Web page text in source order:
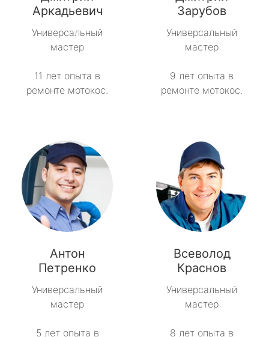
Аркадьевич
Универсальный
мастер
11 лет опыта в
ремонте мотокос.
Зарубов
Универсальный
мастер
9 лет опыта в
ремонте мотокос.
Антон
Петренко
Универсальный
мастер
5 лет опыта в
Всеволод
Краснов
Универсальный
мастер
8 лет опыта в